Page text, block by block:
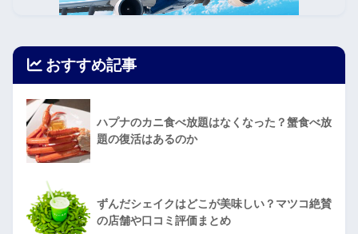
おすすめ記事
ハプナのカニ食べ放題はなくなった？蟹食べ放
題の復活はあるのか
ずんだシェイクはどこが美味しい？マツコ絶賛
の店舗や口コミ評価まとめ